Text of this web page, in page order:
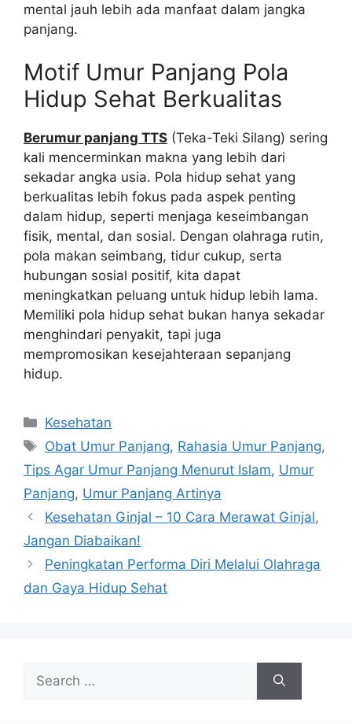
mental jauh lebih ada manfaat dalam jangka
panjang.
Motif Umur Panjang Pola
Hidup Sehat Berkualitas
Berumur panjang TTS (Teka-Teki Silang) sering
kali mencerminkan makna yang lebih dari
sekadar angka usia. Pola hidup sehat yang
berkualitas lebih fokus pada aspek penting
dalam hidup, seperti menjaga keseimbangan
fisik, mental, dan sosial. Dengan olahraga rutin,
pola makan seimbang, tidur cukup, serta
hubungan sosial positif, kita dapat
meningkatkan peluang untuk hidup lebih lama.
Memiliki pola hidup sehat bukan hanya sekadar
menghindari penyakit, tapi juga
mempromosikan kesejahteraan sepanjang
hidup.
Categories
Kesehatan
Tags
Obat Umur Panjang, Rahasia Umur Panjang,
Tips Agar Umur Panjang Menurut Islam, Umur
Panjang, Umur Panjang Artinya
Kesehatan Ginjal – 10 Cara Merawat Ginjal,
Jangan Diabaikan!
Peningkatan Performa Diri Melalui Olahraga
dan Gaya Hidup Sehat
Search
for: